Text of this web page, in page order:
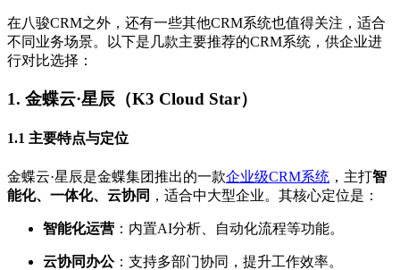
在八骏CRM之外，还有一些其他CRM系统也值得关注，适合
不同业务场景。以下是几款主要推荐的CRM系统，供企业进
行对比选择：
1. 金蝶云·星辰（K3 Cloud Star）
1.1 主要特点与定位
金蝶云·星辰是金蝶集团推出的一款企业级CRM系统 ，主打智
能化、一体化、云协同 ，适合中大型企业。其核心定位是：
智能化运营 ：内置AI分析、自动化流程等功能。
云协同办公：支持多部门协同，提升工作效率。